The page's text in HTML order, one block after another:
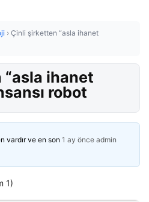
› Çinli şirketten “asla ihanet
ihanet
robot
vardır ve en son 1 ay önce admin
1)